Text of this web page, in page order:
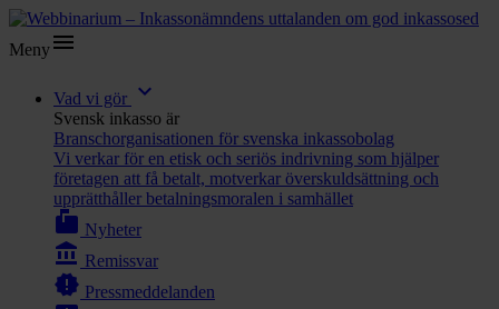
Menymenu
Vad vi gör expand_more
Svensk inkasso är
Branschorganisationen för svenska inkassobolag
Vi verkar för en etisk och seriös indrivning som hjälper
företagen att få betalt, motverkar överskuldsättning och
upprätthåller betalningsmoralen i samhället
markunread_mailbox Nyheter
account_balance Remissvar
new_releases Pressmeddelanden